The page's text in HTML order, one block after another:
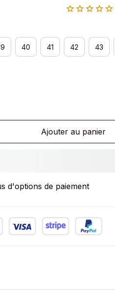
40 41 42 43
Ajouter au panier
d'options de paiement